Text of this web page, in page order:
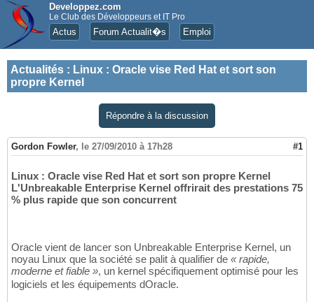
Developpez.com
Le Club des Développeurs et IT Pro
Actus Forum Actualit�s Emploi
Actualités : Linux : Oracle vise Red Hat et sort son
propre Kernel
Répondre à la discussion
Gordon Fowler, le 27/09/2010 à 17h28 #1
Linux : Oracle vise Red Hat et sort son propre Kernel
L'Unbreakable Enterprise Kernel offrirait des prestations 75
% plus rapide que son concurrent
Oracle vient de lancer son Unbreakable Enterprise Kernel, un
noyau Linux que la société se palit à qualifier de « rapide,
moderne et fiable », un kernel spécifiquement optimisé pour les
logiciels et les équipements dOracle.